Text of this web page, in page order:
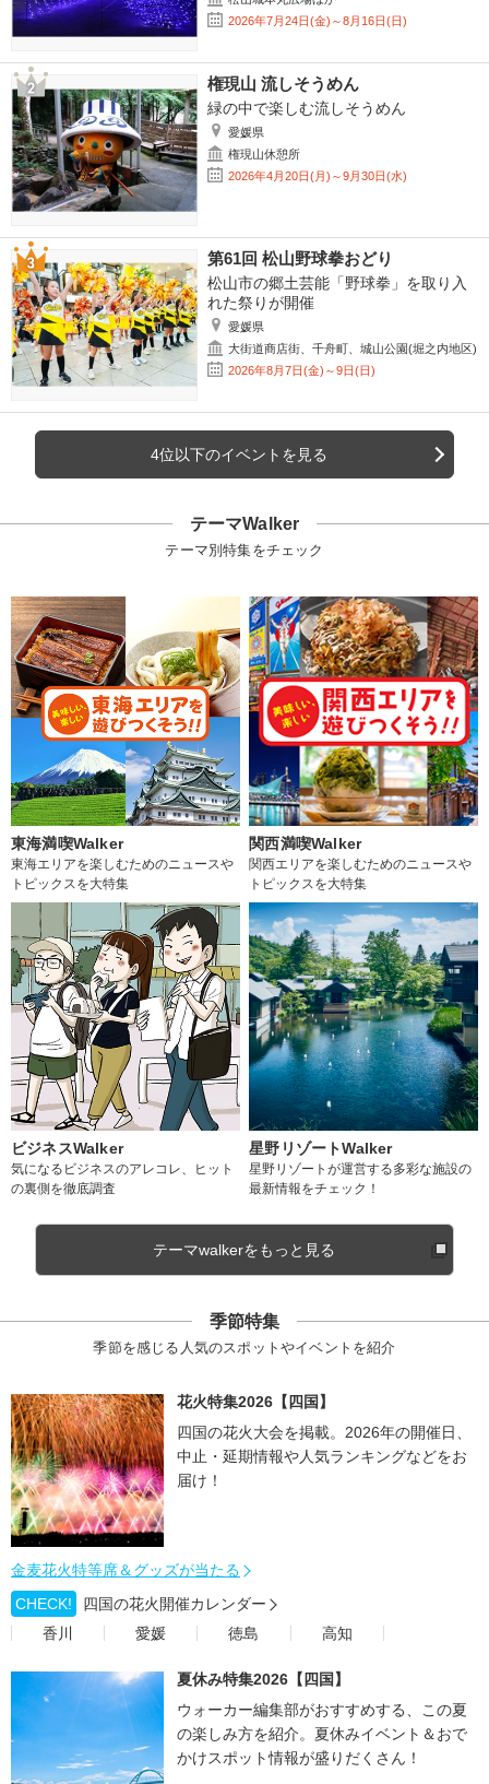
2026年7月24日(金)～8月16日(日)
権現山 流しそうめん
緑の中で楽しむ流しそうめん
愛媛県
権現山休憩所
2026年4月20日(月)～9月30日(水)
第61回 松山野球拳おどり
松山市の郷土芸能「野球拳」を取り入
れた祭りが開催
愛媛県
大街道商店街、千舟町、城山公園(堀之内地区)
2026年8月7日(金)～9日(日)
4位以下のイベントを見る
テーマWalker
テーマ別特集をチェック
東海満喫Walker
東海エリアを楽しむためのニュースや
トピックスを大特集
関西満喫Walker
関西エリアを楽しむためのニュースや
トピックスを大特集
ビジネスWalker
気になるビジネスのアレコレ、ヒット
の裏側を徹底調査
星野リゾートWalker
星野リゾートが運営する多彩な施設の
最新情報をチェック！
テーマwalkerをもっと見る
季節特集
季節を感じる人気のスポットやイベントを紹介
花火特集2026【四国】
四国の花火大会を掲載。2026年の開催日、
中止・延期情報や人気ランキングなどをお
届け！
金麦花火特等席＆グッズが当たる
CHECK!
四国の花火開催カレンダー
香川
愛媛 徳島 高知
夏休み特集2026【四国】
ウォーカー編集部がおすすめする、この夏
の楽しみ方を紹介。夏休みイベント＆おで
かけスポット情報が盛りだくさん！